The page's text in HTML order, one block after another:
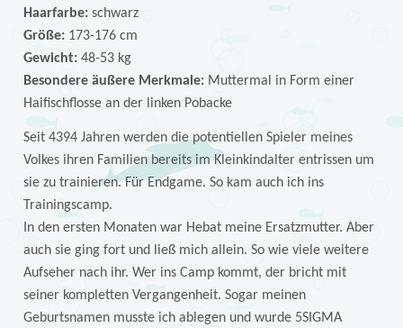
Haarfarbe:schwarz
Größe:173-176 cm
Gewicht:48-53 kg
Besondere äußere Merkmale:Muttermal in Form einer
Haifischflosse an der linken Pobacke
Seit 4394 Jahren werden die potentiellen Spieler meines
Volkes ihren Familien bereits im Kleinkindalter entrissen um
sie zu trainieren. Für Endgame. So kam auch ich ins
Trainingscamp.
In den ersten Monaten war Hebat meine Ersatzmutter. Aber
auch sie ging fort und ließ mich allein. So wie viele weitere
Aufseher nach ihr. Wer ins Camp kommt, der bricht mit
seiner kompletten Vergangenheit. Sogar meinen
Geburtsnamen musste ich ablegen und wurde 5SIGMA